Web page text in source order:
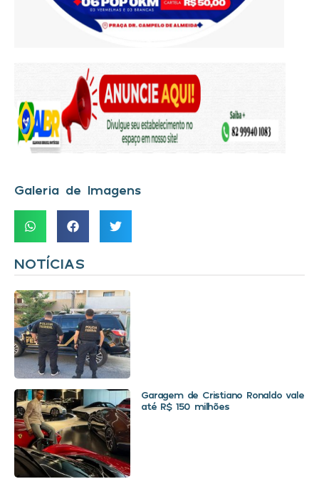
Galeria de Imagens
NOTÍCIAS
Garagem de Cristiano Ronaldo vale
até R$ 150 milhões